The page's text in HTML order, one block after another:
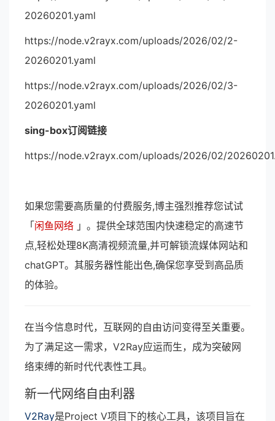
20260201.yaml
https://node.v2rayx.com/uploads/2026/02/2-
20260201.yaml
https://node.v2rayx.com/uploads/2026/02/3-
20260201.yaml
sing-box订阅链接
https://node.v2rayx.com/uploads/2026/02/
如果您需要高质量的付费服务,博主强烈推荐您试试
「 闲鱼网络 」。提供全球范围内快速稳定的高速节
点,轻松处理8K高清视频流量,并可解锁流媒体网站和
chatGPT。其服务器性能出色,确保您享受到高品质
的体验。
在当今信息时代，互联网的自由访问变得至关重要。
为了满足这一需求，V2Ray应运而生，成为突破网
络束缚的新时代代表性工具。
新一代网络自由利器
V2Ray是Project V项目下的核心工具，该项目旨在